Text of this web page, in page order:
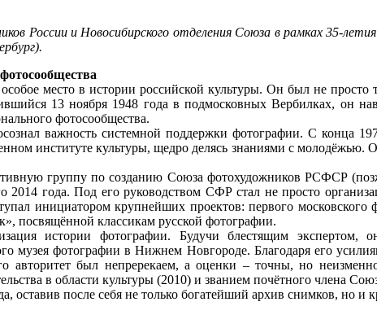
России и Новосибирского отделения Союза в рамках 35-
место в истории российской культуры. Он был не
13 ноября 1948 года в подмосковных Вербилках, он
фотосообщества.
важность системной поддержки фотографии. С конца
институте культуры, щедро делясь знаниями с молодёжью.
группу по созданию Союза фотохудожников РСФСР
2014 года. Под его руководством СФР стал не просто
инициатором крупнейших проектов: первого
посвящённой классикам русской фотографии.
истории фотографии. Будучи блестящим экспертом,
музея фотографии в Нижнем Новгороде. Благодаря его
был непререкаем, а оценки – точны, но
в области культуры (2010) и званием почётного члена
после себя не только богатейший архив снимков, но и